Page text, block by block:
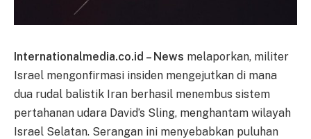
Internationalmedia.co.id – News melaporkan, militer
Israel mengonfirmasi insiden mengejutkan di mana
dua rudal balistik Iran berhasil menembus sistem
pertahanan udara David’s Sling, menghantam wilayah
Israel Selatan. Serangan ini menyebabkan puluhan